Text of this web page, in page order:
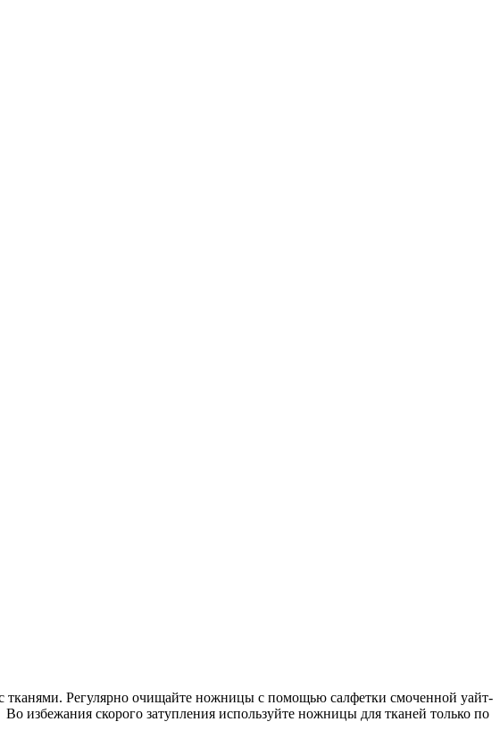
Регулярно очищайте ножницы с помощью салфетки смоченной уайт-
скорого затупления используйте ножницы для тканей только по